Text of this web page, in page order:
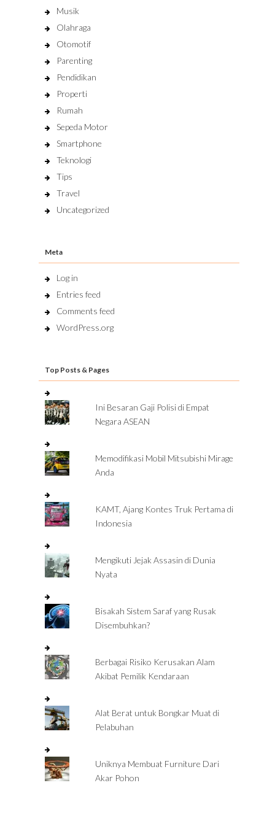
Musik
Olahraga
Otomotif
Parenting
Pendidikan
Properti
Rumah
Sepeda Motor
Smartphone
Teknologi
Tips
Travel
Uncategorized
Meta
Log in
Entries feed
Comments feed
WordPress.org
Top Posts & Pages
Ini Besaran Gaji Polisi di Empat
Negara ASEAN
Memodifikasi Mobil Mitsubishi Mirage
Anda
KAMT, Ajang Kontes Truk Pertama di
Indonesia
Mengikuti Jejak Assasin di Dunia
Nyata
Bisakah Sistem Saraf yang Rusak
Disembuhkan?
Berbagai Risiko Kerusakan Alam
Akibat Pemilik Kendaraan
Alat Berat untuk Bongkar Muat di
Pelabuhan
Uniknya Membuat Furniture Dari
Akar Pohon